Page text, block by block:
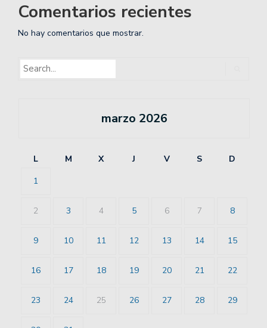
Comentarios recientes
No hay comentarios que mostrar.
marzo 2026
L M X J V S
D
1
2 3 4 5 6 7 8
9 10 11 12 13 14 15
16 17 18 19 20 21 22
23 24 25 26 27 28 29